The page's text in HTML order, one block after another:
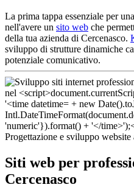
La prima tappa essenziale per
nell'avere un sito web che
della tua azienda di Cercenasco.
sviluppo di strutture dinamiche
potenziale comunicativo.
Progettazione e sviluppo website
Siti web per
Cercenasco